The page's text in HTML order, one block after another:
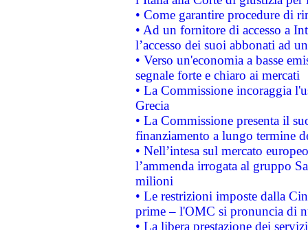
• Come garantire procedure di
• Ad un fornitore di accesso a
l’accesso dei suoi abbonati ad
• Verso un'economia a basse
segnale forte e chiaro ai mercati
• La Commissione incoraggia
Grecia
• La Commissione presenta il
finanziamento a lungo termine
• Nell’intesa sul mercato
l’ammenda irrogata al gruppo
milioni
• Le restrizioni imposte dalla
prime – l'OMC si pronuncia di
• La libera prestazione dei